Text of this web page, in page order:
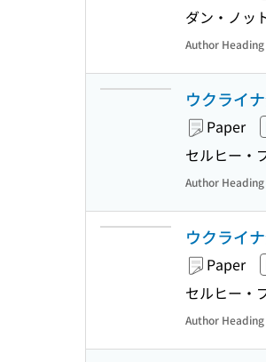
ダン・ノッ
Author Heading
ウクライ
Paper
セルヒー・
Author Heading
ウクライ
Paper
セルヒー・
Author Heading